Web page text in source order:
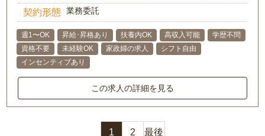
契約形態 業務委託
週1〜OK 昇給･昇格あり 扶養内OK 高収入可能
学歴不問
資格不要
未経験OK 家政婦の求人
シフト自由
インセンティブあり
この求人の詳細を見る
1 2 最後